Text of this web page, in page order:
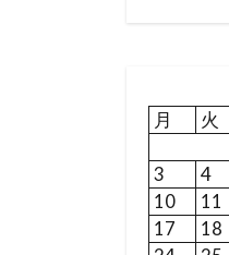
月
火
3
4
10
11
17
18